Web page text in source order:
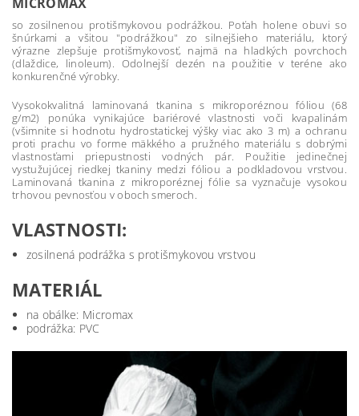
so zosilnenou protišmykovou podrážkou. Poťah holene obuvi so
šnúrkami a všitou "podrážkou" zo silnejšieho materiálu, ktorý
výrazne zlepšuje protišmykovosť, najmä na hladkých povrchoch
(dlaždice, linoleum). Odolnejší dezén na použitie v teréne ako
konkurenčné výrobky.
Vysokokvalitná laminovaná tkanina s mikroporéznou fóliou (68
g/m2) ponúka vynikajúce bariérové vlastnosti voči kvapalinám
(všimnite si hodnotu hydrostatickej výšky viac ako 3 m) a ochranu
proti prachu vo forme mäkkého a pružného materiálu s dobrými
vlastnosťami priepustnosti vodných pár. Použitie jedinečnej
vystužujúcej riedkej tkaniny medzi fóliou a podkladovou vrstvou.
Laminovaná tkanina z mikroporéznej fólie sa vyznačuje vysokou
trhovou pevnosťou v oboch smeroch.
VLASTNOSTI:
zosilnená podrážka s protišmykovou vrstvou
MATERIÁL
na obálke: Micromax
podrážka: PVC